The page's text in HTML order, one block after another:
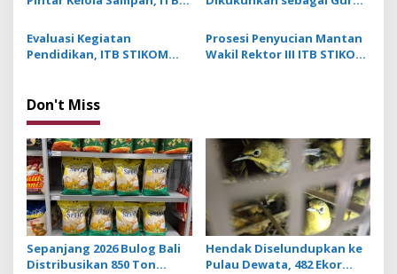
o
n
Literasi Pengelolaan TPS3R
Evaluasi Kegiatan
Pendidikan, ITB STIKOM
Prosesi Penyucian Mantan
Wakil Rektor III ITB STIKOM
Don't Miss
Sepanjang 2026 Bulog Bali
Distribusikan 850 Ton
Hendak Diselundupkan ke
Pulau Dewata, 482 Ekor